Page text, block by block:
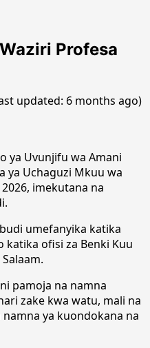
Profesa
updated: 6 months ago)
ya Uvunjifu wa Amani
ya Uchaguzi Mkuu wa
imekutana na
umefanyika katika
katika ofisi za Benki Kuu
pamoja na namna
zake kwa watu, mali na
ya kuondokana na